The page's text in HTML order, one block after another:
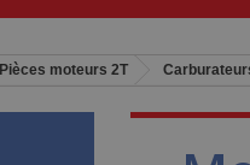
Pièces moteurs 2T